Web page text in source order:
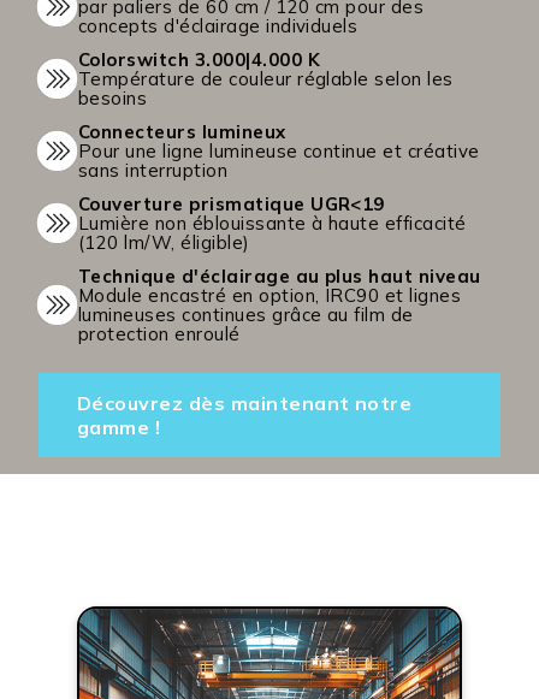
par paliers de 60 cm / 120 cm pour des
concepts d'éclairage individuels
Colorswitch 3.000|4.000 K
Température de couleur réglable selon les
besoins
Connecteurs lumineux
Pour une ligne lumineuse continue et créative
sans interruption
Couverture prismatique UGR<19
Lumière non éblouissante à haute efficacité
(120 lm/W, éligible)
Technique d'éclairage au plus haut niveau
Module encastré en option, IRC90 et lignes
lumineuses continues grâce au film de
protection enroulé
Découvrez dès maintenant notre
gamme !